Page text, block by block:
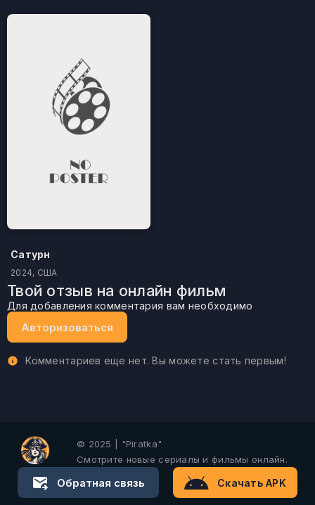
Сатурн
2024, США
Твой отзыв на онлайн фильм
Для добавления комментария вам необходимо
Авторизоваться
Комментариев еще нет. Вы можете стать первым!
© 2025 | "Piratka"
Смотрите новые сериалы и фильмы онлайн.
Обратная связь Скачать APK